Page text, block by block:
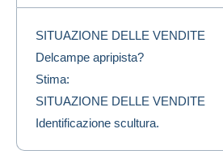
SITUAZIONE DELLE VENDITE
Delcampe apripista?
Stima:
SITUAZIONE DELLE VENDITE
Identificazione scultura.